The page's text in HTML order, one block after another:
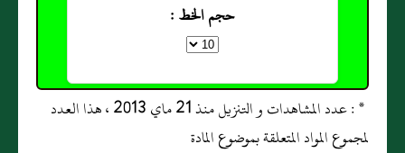
حجم الخط :
* : عدد المشاهدات و التنزيل منذ 21 ماي 2013 ، هذا العدد
لمجموع المواد المتعلقة بموضوع المادة